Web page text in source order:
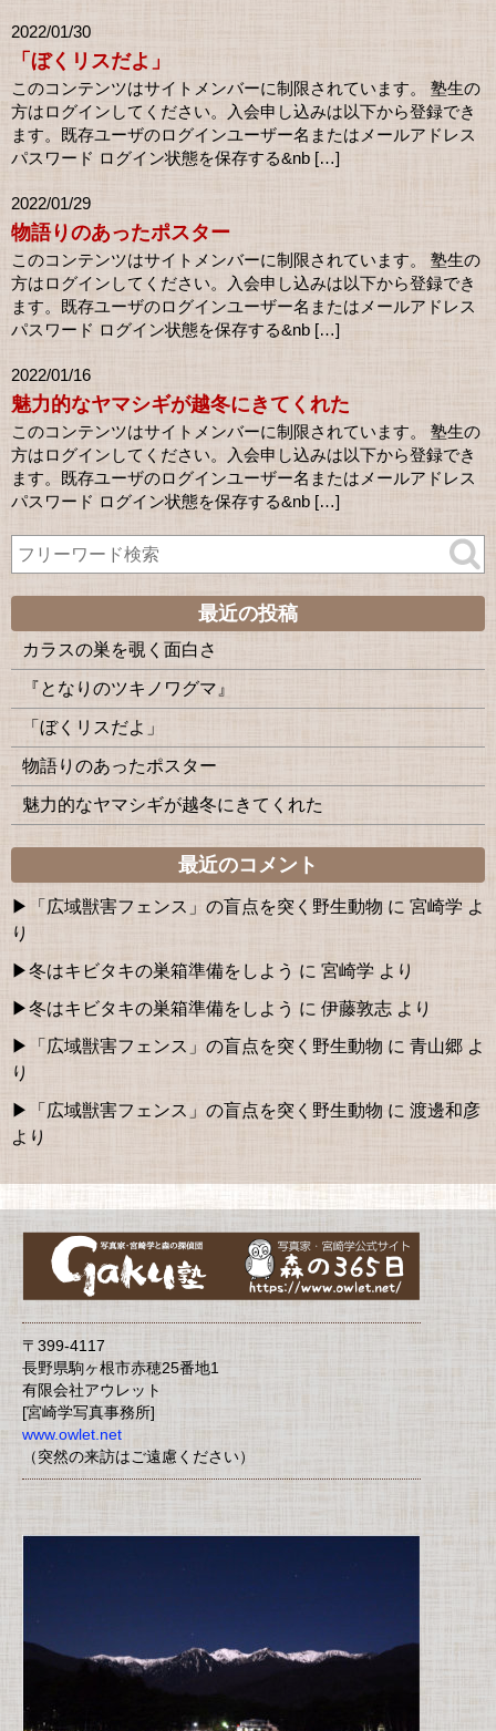
2022/01/30
「ぼくリスだよ」
このコンテンツはサイトメンバーに制限されています。 塾生の
方はログインしてください。入会申し込みは以下から登録でき
ます。既存ユーザのログインユーザー名またはメールアドレス
パスワード ログイン状態を保存する&nb […]
2022/01/29
物語りのあったポスター
このコンテンツはサイトメンバーに制限されています。 塾生の
方はログインしてください。入会申し込みは以下から登録でき
ます。既存ユーザのログインユーザー名またはメールアドレス
パスワード ログイン状態を保存する&nb […]
2022/01/16
魅力的なヤマシギが越冬にきてくれた
このコンテンツはサイトメンバーに制限されています。 塾生の
方はログインしてください。入会申し込みは以下から登録でき
ます。既存ユーザのログインユーザー名またはメールアドレス
パスワード ログイン状態を保存する&nb […]
最近の投稿
カラスの巣を覗く面白さ
『となりのツキノワグマ』
「ぼくリスだよ」
物語りのあったポスター
魅力的なヤマシギが越冬にきてくれた
最近のコメント
「広域獣害フェンス」の盲点を突く野生動物 に 宮崎学 よ
り
冬はキビタキの巣箱準備をしよう に 宮崎学 より
冬はキビタキの巣箱準備をしよう に 伊藤敦志 より
「広域獣害フェンス」の盲点を突く野生動物 に 青山郷 よ
り
「広域獣害フェンス」の盲点を突く野生動物 に 渡邊和彦
より
〒399-4117
長野県駒ヶ根市赤穂25番地1
有限会社アウレット
[宮崎学写真事務所]
www.owlet.net
（突然の来訪はご遠慮ください）